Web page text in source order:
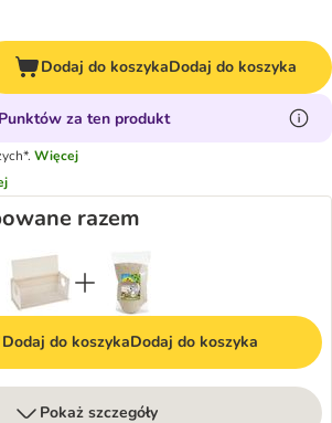
Dodaj do koszykaDodaj do koszyka
za ten produkt
Więcej
razem
Dodaj do koszykaDodaj do koszyka
Pokaż szczegóły